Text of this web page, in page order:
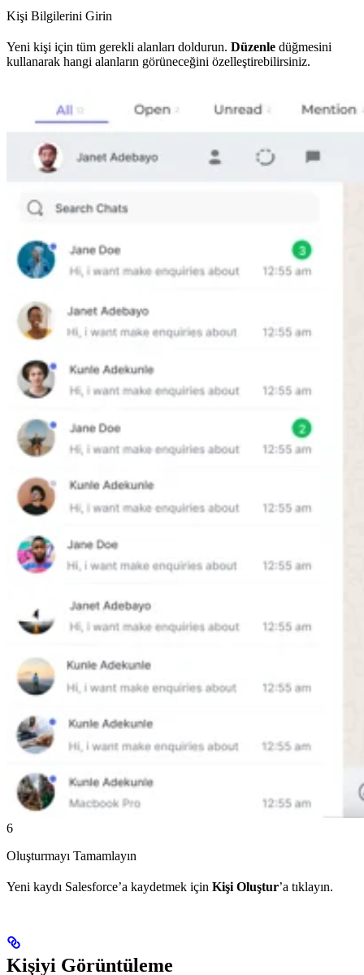
Kişi Bilgilerini Girin
Yeni kişi için tüm gerekli alanları doldurun. Düzenle düğmesini
kullanarak hangi alanların görüneceğini özelleştirebilirsiniz.
6
Oluşturmayı Tamamlayın
Yeni kaydı Salesforce’a kaydetmek için Kişi Oluştur’a tıklayın.
Kişiyi Görüntüleme